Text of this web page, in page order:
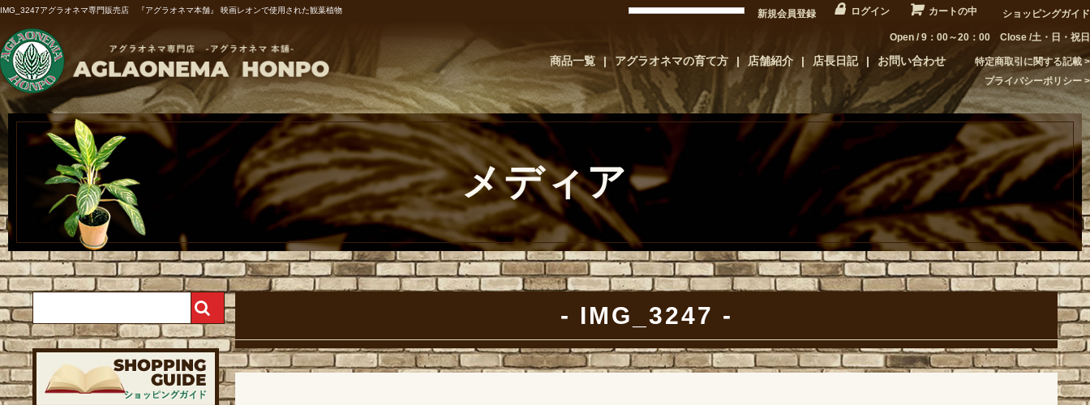
IMG_3247アグラオネマ専門販売店 『アグラオネマ本舗』 映画レオンで使用された観葉植物 新規会員登録 ログイン カートの中 ショッピングガイド
Open / 9：00～20：00 Close /土・日・祝日
商品一覧 アグラオネマの育て方 店舗紹介 店長日記 お問い合わせ
特定商取引に関する記載
プライバシーポリシー
メディア
IMG_3247